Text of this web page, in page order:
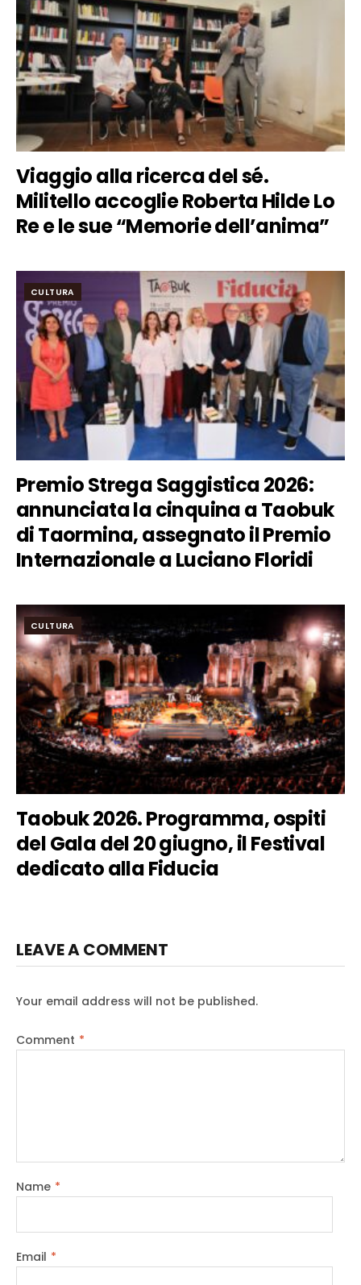
Viaggio alla ricerca del sé.
Militello accoglie Roberta Hilde Lo
Re e le sue “Memorie dell’anima”
CULTURA
Premio Strega Saggistica 2026:
annunciata la cinquina a Taobuk
di Taormina, assegnato il Premio
Internazionale a Luciano Floridi
CULTURA
Taobuk 2026. Programma, ospiti
del Gala del 20 giugno, il Festival
dedicato alla Fiducia
LEAVE A COMMENT
Your email address will not be published.
Comment *
Name *
Email *